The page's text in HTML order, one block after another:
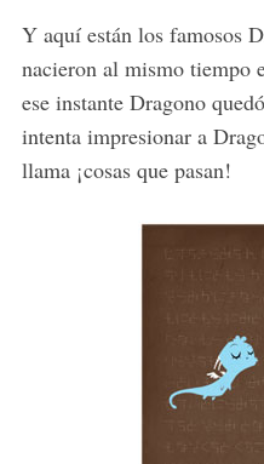
Y aquí están los famosos
nacieron al mismo tiempo
ese instante Dragono
intenta impresionar a
llama ¡cosas que pasan!